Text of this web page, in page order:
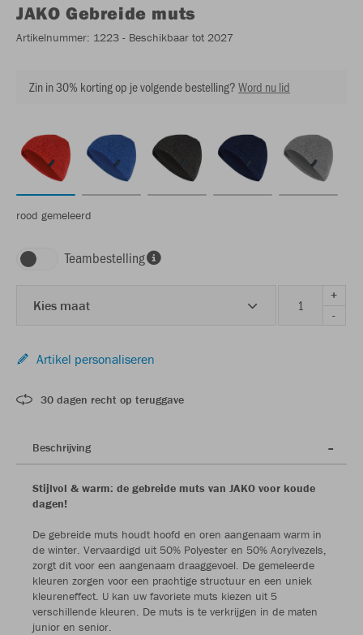
JAKO Gebreide muts
Artikelnummer: 1223 - Beschikbaar tot 2027
Zin in 30% korting op je volgende bestelling?Word nu lid
rood gemeleerd
Teambestelling
Kies maat
+
-
Artikel personaliseren
30 dagen recht op teruggave
Beschrijving
Stijlvol & warm: de gebreide muts van JAKO voor koude
dagen!
De gebreide muts houdt hoofd en oren aangenaam warm in
de winter. Vervaardigd uit 50% Polyester en 50% Acrylvezels,
zorgt dit voor een aangenaam draaggevoel. De gemeleerde
kleuren zorgen voor een prachtige structuur en een uniek
kleureneffect. U kan uw favoriete muts kiezen uit 5
verschillende kleuren. De muts is te verkrijgen in de maten
junior en senior.